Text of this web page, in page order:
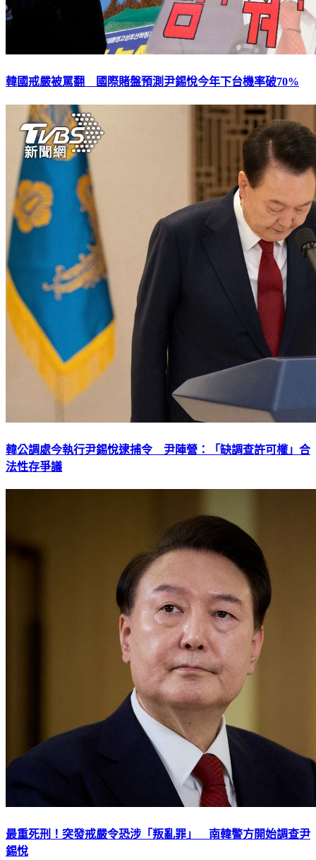
韓國戒嚴被罵翻 國際賭盤預測尹錫悅今年下台機率破70%
韓公調處今執行尹錫悅逮捕令 尹陣營：「缺調查許可權」合
法性存爭議
最重死刑！突發戒嚴令恐涉「叛亂罪」 南韓警方開始調查尹
錫悅